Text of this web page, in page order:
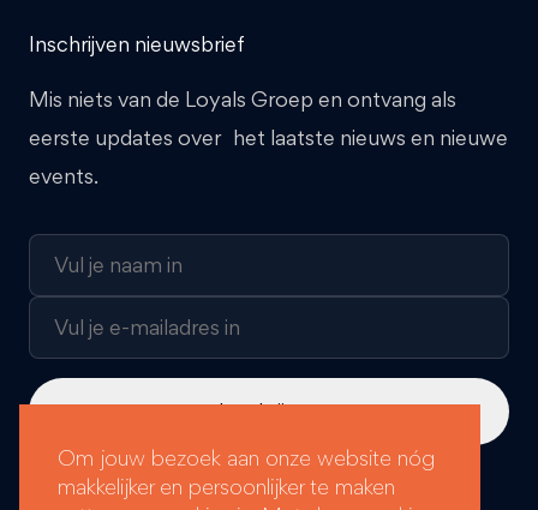
Inschrijven nieuwsbrief
Mis niets van de Loyals Groep en ontvang als
eerste updates over het laatste nieuws en nieuwe
events.
Om jouw bezoek aan onze website nóg
makkelijker en persoonlijker te maken